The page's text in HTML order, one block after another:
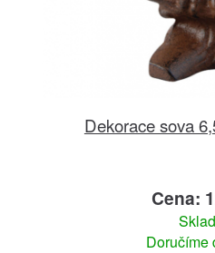
Dekorace sova
Cena:
Doručíme